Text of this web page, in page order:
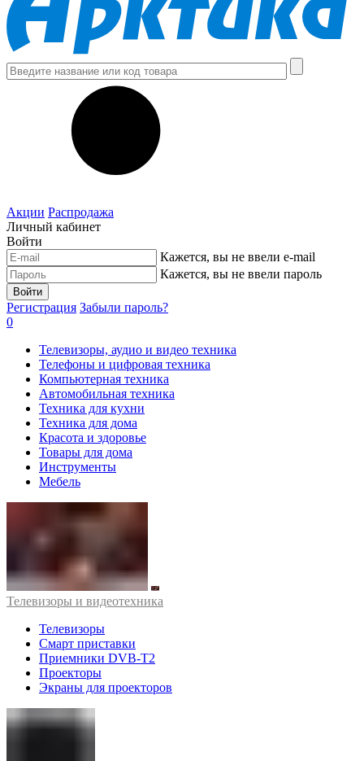
Акции Распродажа
Личный кабинет
Войти
Кажется, вы не ввели e-mail
Кажется, вы не ввели пароль
Войти
Регистрация Забыли пароль?
0
Телевизоры, аудио и видео техника
Телефоны и цифровая техника
Компьютерная техника
Автомобильная техника
Техника для кухни
Техника для дома
Красота и здоровье
Товары для дома
Инструменты
Мебель
Телевизоры и видеотехника
Телевизоры
Смарт приставки
Приемники DVB-T2
Проекторы
Экраны для проекторов